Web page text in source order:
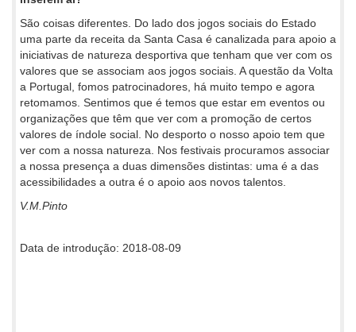
São coisas diferentes. Do lado dos jogos sociais do Estado
uma parte da receita da Santa Casa é canalizada para apoio a
iniciativas de natureza desportiva que tenham que ver com os
valores que se associam aos jogos sociais. A questão da Volta
a Portugal, fomos patrocinadores, há muito tempo e agora
retomamos. Sentimos que é temos que estar em eventos ou
organizações que têm que ver com a promoção de certos
valores de índole social. No desporto o nosso apoio tem que
ver com a nossa natureza. Nos festivais procuramos associar
a nossa presença a duas dimensões distintas: uma é a das
acessibilidades a outra é o apoio aos novos talentos.
V.M.Pinto
Data de introdução: 2018-08-09